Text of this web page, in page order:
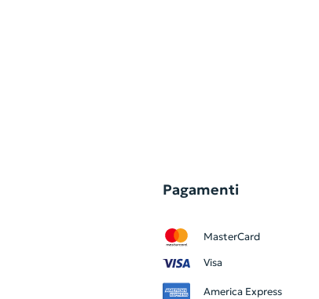
Pagamenti
MasterCard
Visa
America Express